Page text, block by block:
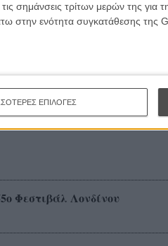
σημάνσεις τρίτων μερών της
στην ενότητα συγκατάθεσης της
ΕΠΙΛΟΓΕΣ
Καλύτερης Ταινίας στο
Φεστιβάλ Λονδίνου